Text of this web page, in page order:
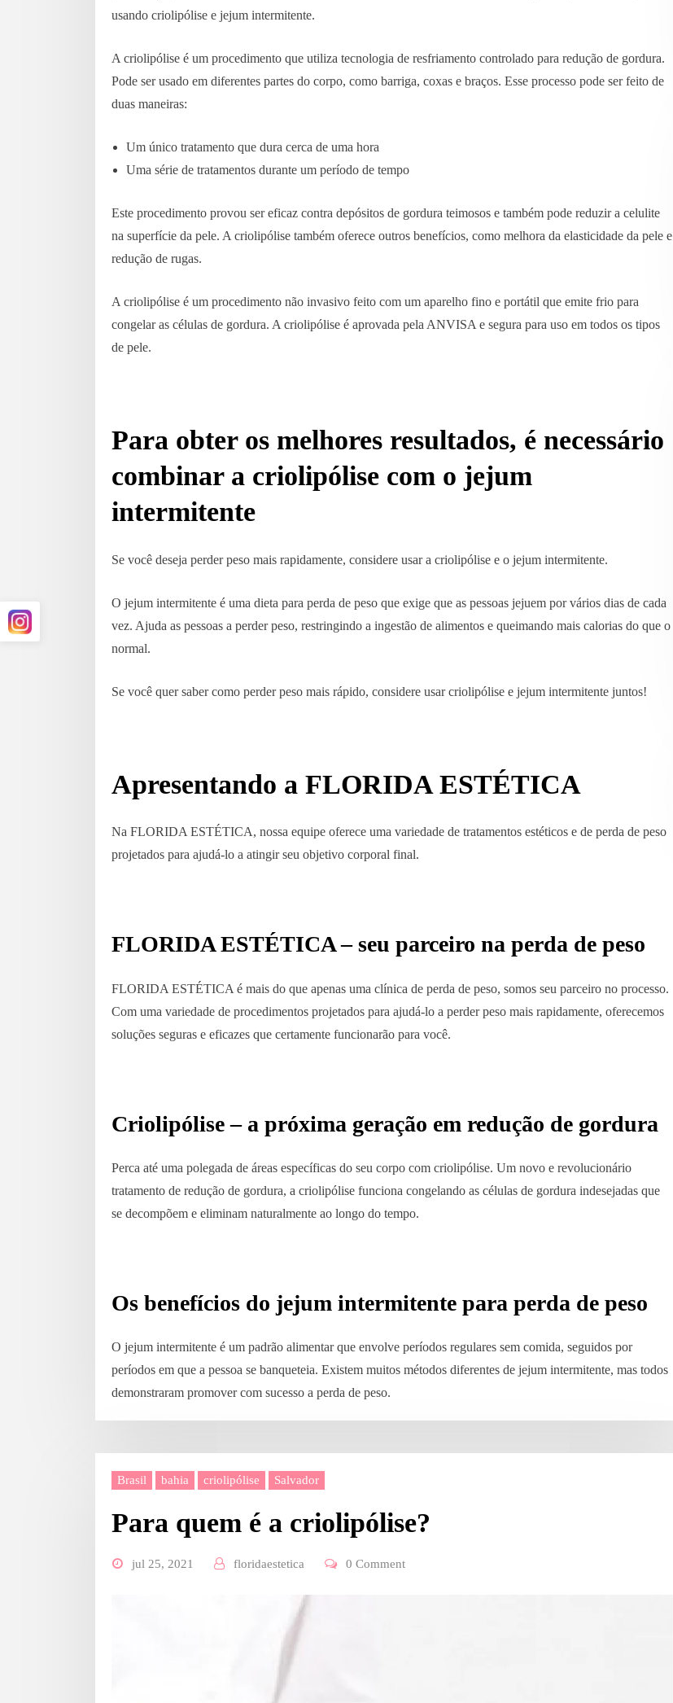
usando criolipólise e jejum intermitente.
A criolipólise é um procedimento que utiliza tecnologia de resfriamento controlado para redução de gordura.
Pode ser usado em diferentes partes do corpo, como barriga, coxas e braços. Esse processo pode ser feito de
duas maneiras:
Um único tratamento que dura cerca de uma hora
Uma série de tratamentos durante um período de tempo
Este procedimento provou ser eficaz contra depósitos de gordura teimosos e também pode reduzir a celulite
na superfície da pele. A criolipólise também oferece outros benefícios, como melhora da elasticidade da pele e
redução de rugas.
A criolipólise é um procedimento não invasivo feito com um aparelho fino e portátil que emite frio para
congelar as células de gordura. A criolipólise é aprovada pela ANVISA e segura para uso em todos os tipos
de pele.
Para obter os melhores resultados, é necessário
combinar a criolipólise com o jejum
intermitente
Se você deseja perder peso mais rapidamente, considere usar a criolipólise e o jejum intermitente.
O jejum intermitente é uma dieta para perda de peso que exige que as pessoas jejuem por vários dias de cada
vez. Ajuda as pessoas a perder peso, restringindo a ingestão de alimentos e queimando mais calorias do que o
normal.
Se você quer saber como perder peso mais rápido, considere usar criolipólise e jejum intermitente juntos!
Apresentando a FLORIDA ESTÉTICA
Na FLORIDA ESTÉTICA, nossa equipe oferece uma variedade de tratamentos estéticos e de perda de peso
projetados para ajudá-lo a atingir seu objetivo corporal final.
FLORIDA ESTÉTICA – seu parceiro na perda de peso
FLORIDA ESTÉTICA é mais do que apenas uma clínica de perda de peso, somos seu parceiro no processo.
Com uma variedade de procedimentos projetados para ajudá-lo a perder peso mais rapidamente, oferecemos
soluções seguras e eficazes que certamente funcionarão para você.
Criolipólise – a próxima geração em redução de gordura
Perca até uma polegada de áreas específicas do seu corpo com criolipólise. Um novo e revolucionário
tratamento de redução de gordura, a criolipólise funciona congelando as células de gordura indesejadas que
se decompõem e eliminam naturalmente ao longo do tempo.
Os benefícios do jejum intermitente para perda de peso
O jejum intermitente é um padrão alimentar que envolve períodos regulares sem comida, seguidos por
períodos em que a pessoa se banqueteia. Existem muitos métodos diferentes de jejum intermitente, mas todos
demonstraram promover com sucesso a perda de peso.
Brasil bahia criolipólise Salvador
Para quem é a criolipólise?
jul 25, 2021 floridaestetica 0 Comment